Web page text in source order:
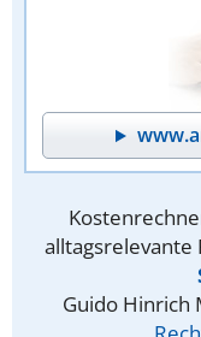
alltagsrelevante
Guido Hinrich